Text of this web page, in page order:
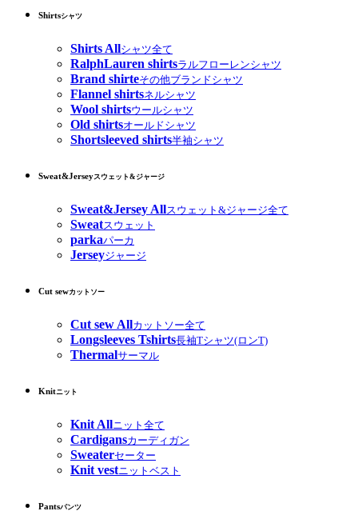
Shirtsシャツ
Shirts Allシャツ全て
RalphLauren shirtsラルフローレンシャツ
Brand shirteその他ブランドシャツ
Flannel shirtsネルシャツ
Wool shirtsウールシャツ
Old shirtsオールドシャツ
Shortsleeved shirts半袖シャツ
Sweat&Jerseyスウェット&ジャージ
Sweat&Jersey Allスウェット&ジャージ全て
Sweatスウェット
parkaパーカ
Jerseyジャージ
Cut sewカットソー
Cut sew Allカットソー全て
Longsleeves Tshirts長袖Tシャツ(ロンT)
Thermalサーマル
Knitニット
Knit Allニット全て
Cardigansカーディガン
Sweaterセーター
Knit vestニットベスト
Pantsパンツ